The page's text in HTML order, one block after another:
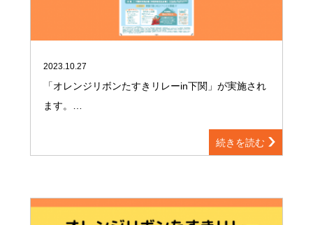
2023.10.27
「オレンジリボンたすきリレーin下関」が実施され
ます。…
続きを読む